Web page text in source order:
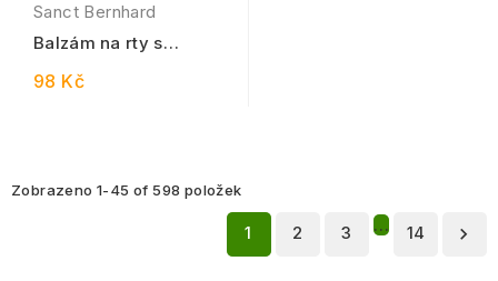
Sanct Bernhard
Balzám na rty s
8,5 ml
98 Kč
Zobrazeno 1-45 of 598 položek
1 2 3 … 14 